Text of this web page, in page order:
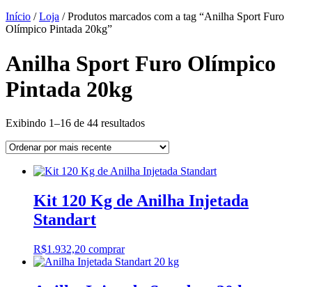
Início /Loja / Produtos marcados com a tag “Anilha Sport Furo
Olímpico Pintada 20kg”
Anilha Sport Furo Olímpico
Pintada 20kg
Exibindo 1–16 de 44 resultadosClassificado
mais
Kit 120 Kg de Anilha Injetada
Standart
R$1.932,20 comprar